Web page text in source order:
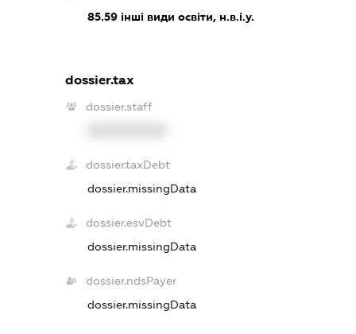
85.59інші види освіти, н.в.і.у.
dossier.tax
dossier.staff
dossier.taxDebt
dossier.missingData
dossier.esvDebt
dossier.missingData
dossier.ndsPayer
dossier.missingData